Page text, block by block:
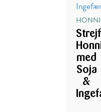
Strejf
med
Soja
&